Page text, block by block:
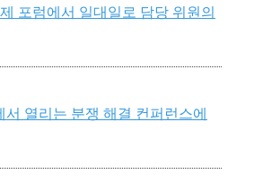
포럼에서 일대일로 담당 위원의
열리는 분쟁 해결 컨퍼런스에